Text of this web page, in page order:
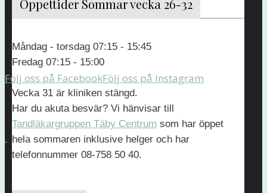
Följ oss på FacebookFölj oss på Instagram
Kontakta
Oss
Namn
*
Öppettider Sommar vecka 26-32
Måndag - torsdag 07:15 - 15:45
Fredag 07:15 - 15:00
Vecka 31 är kliniken stängd.
Har du akuta besvär? Vi hänvisar till
Tandläkargruppen Täby Centrum som har öppet
hela sommaren inklusive helger och har
telefonnummer 08-758 50 40.